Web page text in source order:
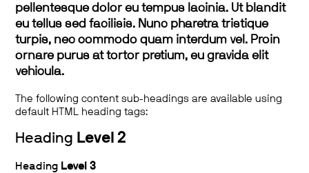
pellentesque dolor eu tempus lacinia. Ut blandit
eu tellus sed facilisis. Nunc pharetra tristique
turpis, nec commodo quam interdum vel. Proin
ornare purus at tortor pretium, eu gravida elit
vehicula.
The following content sub-headings are available using
default HTML heading tags:
Heading Level 2
Heading Level 3